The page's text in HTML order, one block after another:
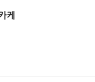
케